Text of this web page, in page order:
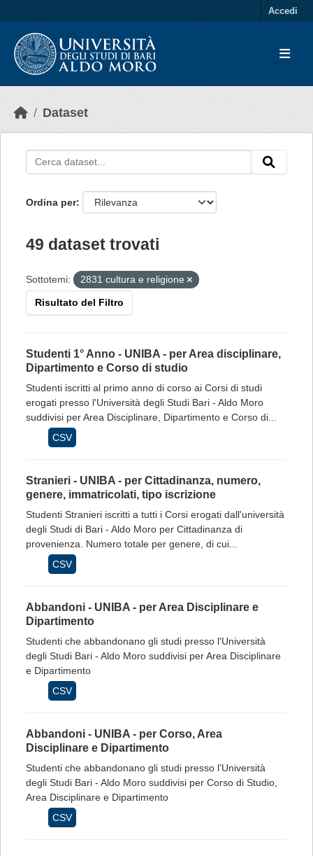
Accedi
Dataset
Ordina per
49 dataset trovati
Sottotemi: 2831 cultura e religione
Risultato del Filtro
Studenti 1° Anno - UNIBA - per Area disciplinare,
Dipartimento e Corso di studio
Studenti iscritti al primo anno di corso ai Corsi di studi
erogati presso l'Università degli Studi Bari - Aldo Moro
suddivisi per Area Disciplinare, Dipartimento e Corso di...
CSV
Stranieri - UNIBA - per Cittadinanza, numero,
genere, immatricolati, tipo iscrizione
Studenti Stranieri iscritti a tutti i Corsi erogati dall'università
degli Studi di Bari - Aldo Moro per Cittadinanza di
provenienza. Numero totale per genere, di cui...
CSV
Abbandoni - UNIBA - per Area Disciplinare e
Dipartimento
Studenti che abbandonano gli studi presso l'Università
degli Studi Bari - Aldo Moro suddivisi per Area Disciplinare
e Dipartimento
CSV
Abbandoni - UNIBA - per Corso, Area
Disciplinare e Dipartimento
Studenti che abbandonano gli studi presso l'Università
degli Studi Bari - Aldo Moro suddivisi per Corso di Studio,
Area Disciplinare e Dipartimento
CSV